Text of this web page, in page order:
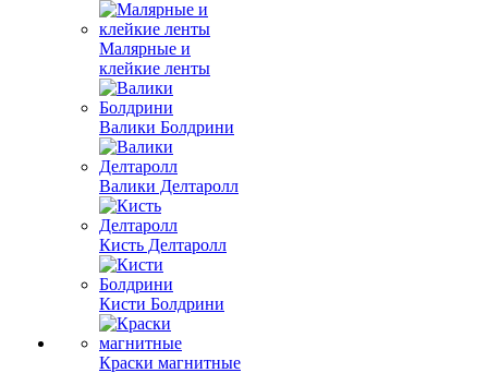
Малярные и
клейкие ленты
Валики Болдрини
Валики Делтаролл
Кисть Делтаролл
Кисти Болдрини
Краски магнитные